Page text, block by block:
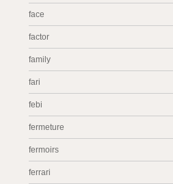
face
factor
family
fari
febi
fermeture
fermoirs
ferrari